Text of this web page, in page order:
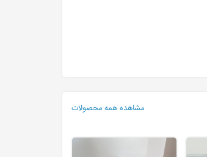
مشاهده همه محصولات